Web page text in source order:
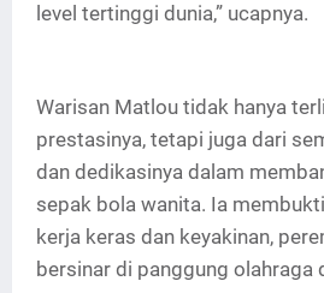
level tertinggi dunia,” ucapnya.
Warisan Matlou tidak hanya
prestasinya, tetapi juga dari
dan dedikasinya dalam
sepak bola wanita. Ia
kerja keras dan keyakinan,
bersinar di panggung olahraga